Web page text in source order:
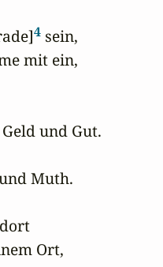
4 sein,
mit ein,
und Gut.
Muth.
Ort,